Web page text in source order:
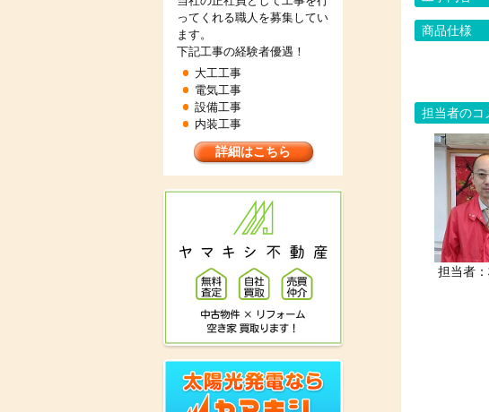
商品仕様
担当者のコ
担当者
ってくれる職人を募集してい
ます。
下記工事の経験者優遇！
大工工事
電気工事
設備工事
内装工事
詳細はこちら